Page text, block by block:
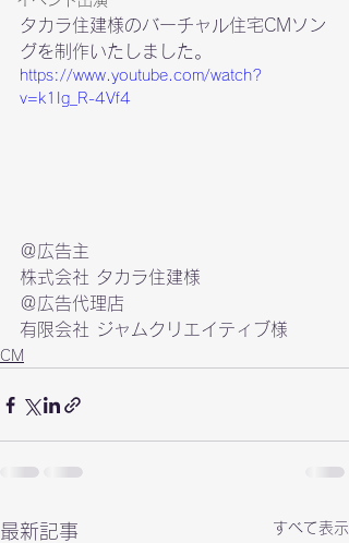
タカラ住建様のバーチャル住宅CMソン
グを制作いたしました。
https://www.youtube.com/watch?
v=k1Ig_R-4Vf4
株式会社 タカラ住建様
有限会社 ジャムクリエイティブ様
CM
最新記事 すべて表示